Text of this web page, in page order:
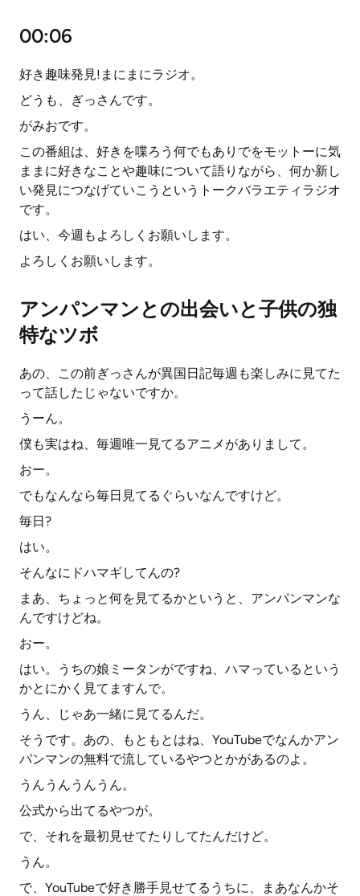
00:06
好き趣味発見!まにまにラジオ。
どうも、ぎっさんです。
がみおです。
この番組は、好きを喋ろう何でもありでをモットーに気
ままに好きなことや趣味について語りながら、何か新し
い発見につなげていこうというトークバラエティラジオ
です。
はい、今週もよろしくお願いします。
よろしくお願いします。
アンパンマンとの出会いと子供の独
特なツボ
あの、この前ぎっさんが異国日記毎週も楽しみに見てた
って話したじゃないですか。
うーん。
僕も実はね、毎週唯一見てるアニメがありまして。
おー。
でもなんなら毎日見てるぐらいなんですけど。
毎日?
はい。
そんなにドハマギしてんの?
まあ、ちょっと何を見てるかというと、アンパンマンな
んですけどね。
おー。
はい。うちの娘ミータンがですね、ハマっているという
かとにかく見てますんで。
うん、じゃあ一緒に見てるんだ。
そうです。あの、もともとはね、YouTubeでなんかアン
パンマンの無料で流しているやつとかがあるのよ。
うんうんうんうん。
公式から出てるやつが。
で、それを最初見せてたりしてたんだけど。
うん。
で、YouTubeで好き勝手見せてるうちに、まあなんかそ